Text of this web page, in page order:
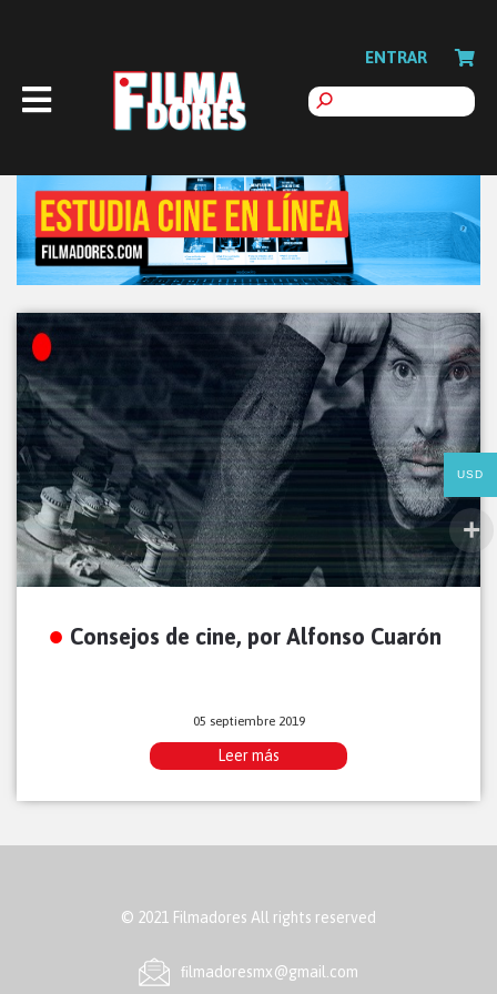
ENTRAR
Consejos de cine, por Alfonso Cuarón
05 septiembre 2019
Leer más
© 2021 Filmadores All rights reserved
ﬁlmadoresmx@gmail.com
USD